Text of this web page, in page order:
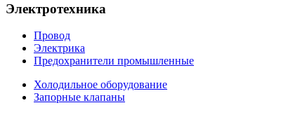
Электротехника
Провод
Электрика
Предохранители промышленные
Холодильное оборудование
Запорные клапаны